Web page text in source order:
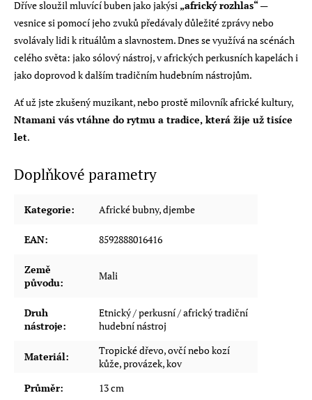
Dříve sloužil mluvící buben jako jakýsi „africký rozhlas“—
vesnice si pomocí jeho zvuků předávaly důležité zprávy nebo
svolávaly lidi k rituálům a slavnostem. Dnes se využívá na scénách
celého světa: jako sólový nástroj, v afrických perkusních kapelách i
jako doprovod k dalším tradičním hudebním nástrojům.
Ať už jste zkušený muzikant, nebo prostě milovník africké kultury,
Ntamani vás vtáhne do rytmu a tradice, která žije už tisíce
let.
Doplňkové parametry
Kategorie: Africké bubny, djembe
EAN: 8592888016416
Země
původu:
Mali
Druh
nástroje:
Etnický / perkusní / africký tradiční
hudební nástroj
Materiál:
Tropické dřevo, ovčí nebo kozí
kůže, provázek, kov
Průměr: 13 cm